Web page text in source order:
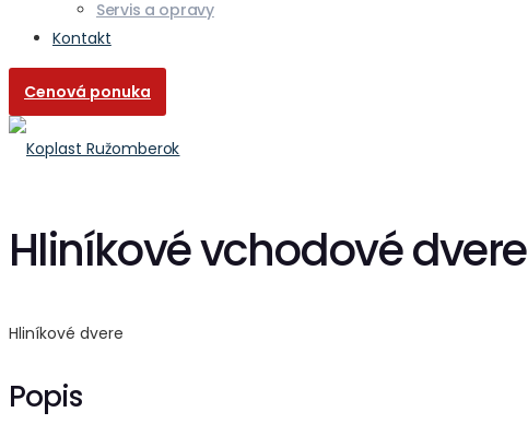
Servis a opravy
Kontakt
Cenová ponuka
Hliníkové vchodové dvere
Hliníkové dvere
Popis